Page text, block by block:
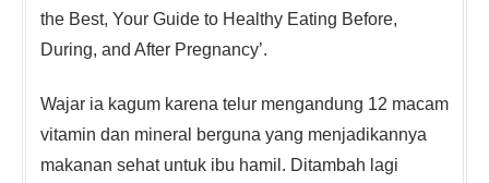
the Best, Your Guide to Healthy Eating Before,
During, and After Pregnancy’.
Wajar ia kagum karena telur mengandung 12 macam
vitamin dan mineral berguna yang menjadikannya
makanan sehat untuk ibu hamil. Ditambah lagi